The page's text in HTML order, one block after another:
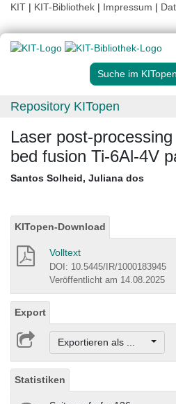
KIT | KIT-Bibliothek | Impressum |
Suche im
Repository KITopen
Laser post-
bed fusion Ti-6Al-4V
Santos Solheid, Juliana dos
KITopen-Download
Volltext
DOI: 10.5445/IR/1000183945
Veröffentlicht am 14.08.2025
Export
Exportieren als ...
Statistiken